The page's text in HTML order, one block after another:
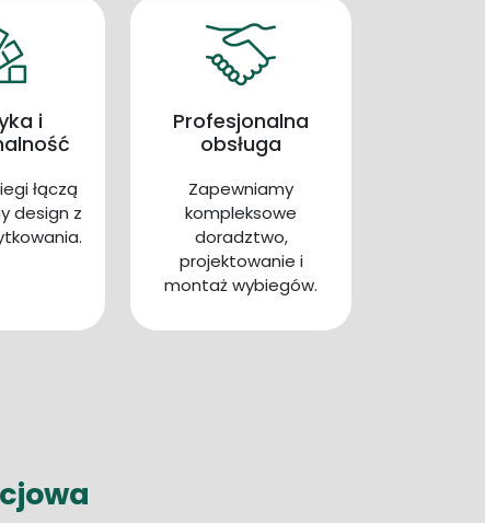
i
łączą
design z
Profesjonalna
obsługa
Zapewniamy
kompleksowe
doradztwo,
projektowanie i
montaż wybiegów.